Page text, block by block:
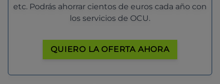
etc. Podrás ahorrar cientos de euros cada año con
los servicios de OCU.
QUIERO LA OFERTA AHORA